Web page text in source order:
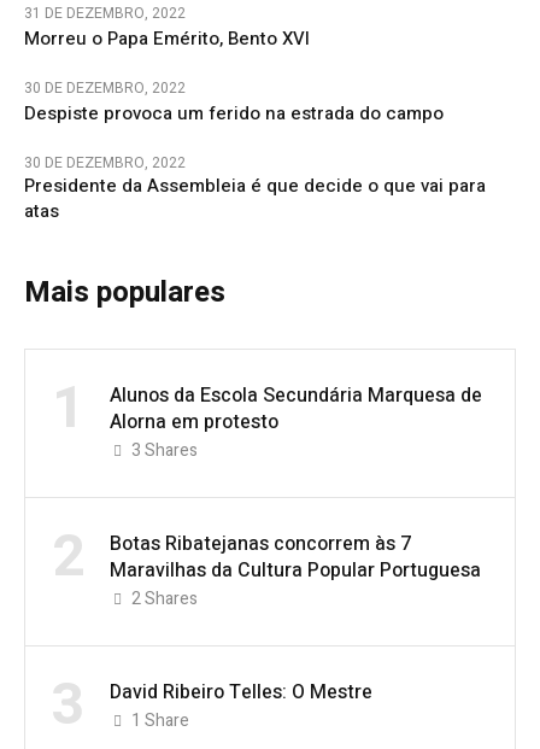
31 DE DEZEMBRO, 2022
Morreu o Papa Emérito, Bento XVI
30 DE DEZEMBRO, 2022
Despiste provoca um ferido na estrada do campo
30 DE DEZEMBRO, 2022
Presidente da Assembleia é que decide o que vai para
atas
Mais populares
1
Alunos da Escola Secundária Marquesa de
Alorna em protesto
3Shares
2
Botas Ribatejanas concorrem às 7
Maravilhas da Cultura Popular Portuguesa
2Shares
3 David Ribeiro Telles: O Mestre
1 Share